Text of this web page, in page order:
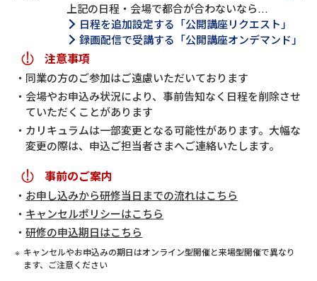
上記の日程・会場で都合が合わないなら…
日程を追加設定する「公開講座リクエスト」
録画配信で受講する「公開講座オンデマンド」
注意事項
同業の方のご参加はご遠慮いただいております
会場やお申込み状況により、事前告知なく日程を削除させ
ていただくことがあります
カリキュラムは一部変更となる可能性があります。大幅な
変更の際は、申込ご担当者さまへご連絡いたします。
事前のご案内
お申し込みから研修当日までの流れはこちら
キャンセルポリシーはこちら
研修の申込期日はこちら
キャンセルやお申込みの期日はオンライン型開催と来場型開催で異なり
ます、ご注意ください